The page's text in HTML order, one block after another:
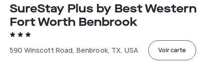
SureStay Plus by Best Western
Fort Worth Benbrook
590 Winscott Road, Benbrook, TX, USA Voir carte